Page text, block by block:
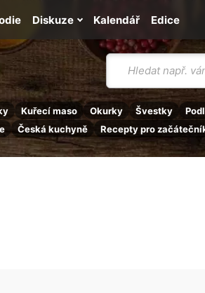
Vyhledávání
Kuřecí maso Okurky Švestky
Česká kuchyně Recepty pro
Kalendář
Diskuze Edice